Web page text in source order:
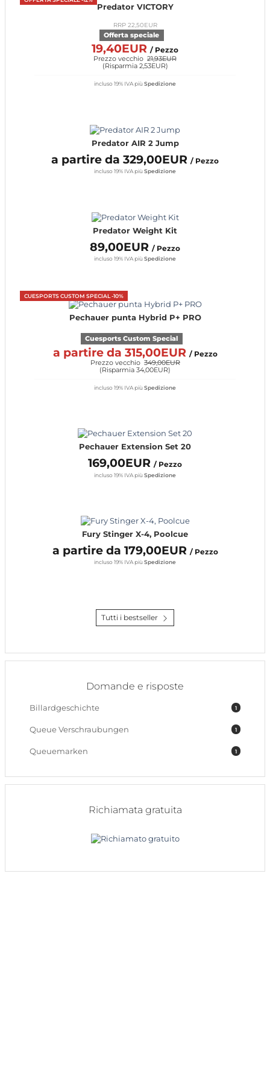
Predator VICTORY
RRP 22,50EUR
Offerta speciale
19,40EUR / Pezzo
Prezzo vecchio 21,93EUR
(Risparmia 2,53EUR)
incluso 19% IVA piùSpedizione
Predator AIR 2 Jump
a partire da 329,00EUR / Pezzo
incluso 19% IVA piùSpedizione
Predator Weight Kit
89,00EUR / Pezzo
incluso 19% IVA piùSpedizione
Pechauer punta Hybrid P+ PRO
CUESPORTS CUSTOM SPECIAL -10%
Cuesports Custom Special
a partire da 315,00EUR / Pezzo
Prezzo vecchio 349,00EUR
(Risparmia 34,00EUR)
incluso 19% IVA piùSpedizione
Pechauer Extension Set 20
169,00EUR / Pezzo
incluso 19% IVA piùSpedizione
Fury Stinger X-4, Poolcue
a partire da 179,00EUR / Pezzo
incluso 19% IVA piùSpedizione
Tutti i bestseller
Domande e risposte
1
Billardgeschichte
1
Queue Verschraubungen
1
Queuemarken
Richiamata gratuita